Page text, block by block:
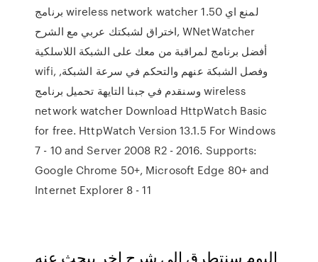
برنامج wireless network watcher 1.50 لمنع اي
اختراق لشبكتك عربي مع الشرح, WNetWatcher
أفضل برنامج لمراقبة من معك على الشبكة اللاسلكية
wifi, وفصل الشبكة عنهم والتحكم في سرعة الشبكة,
وسنقدم في جبنا التايهة تحميل برنامج wireless
network watcher Download HttpWatch Basic
for free. HttpWatch Version 13.1.5 For Windows
7 - 10 and Server 2008 R2 - 2016. Supports:
Google Chrome 50+, Microsoft Edge 80+ and
Internet Explorer 8 - 11
اليوم سنتطرق إلى شرح اخر يبحث عنه